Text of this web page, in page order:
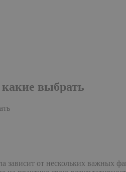
выбрать
зависит от нескольких важных